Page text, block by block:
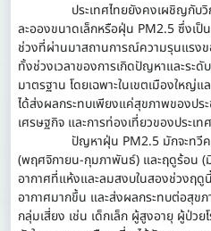
ประเทศไทยยังคงเผชิญกับวิก
ละอองขนาดเล็กหรือฝุ่น PM2.5 ซึ่งเ
ช่วงที่ผ่านมาสถานการณ์ความรุนแร
ทั้งช่วงเวลาของการเกิดปัญหาและระ
มาตรฐาน โดยเฉพาะในเขตเมืองใหญ่
ได้ส่งผลกระทบเพียงแค่สุขภาพของป
เศรษฐกิจ และการท่องเที่ยวของประเ
ปัญหาฝุ่น PM2.5 มักจะทวีควา
(พฤศจิกายน-กุมภาพันธ์) และฤดูร้อน (
อากาศที่แห้งและลมสงบในสองช่วงฤดู
อากาศมากขึ้น และส่งผลกระทบต่อสุขภ
กลุ่มเสี่ยง เช่น เด็กเล็ก ผู้สูงอายุ ผู้ป่วย